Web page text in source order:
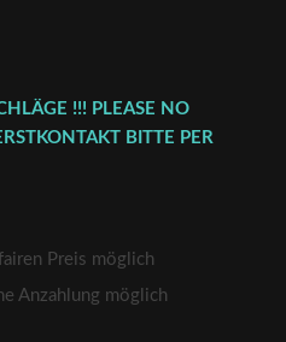
!!! PLEASE NO
BITTE PER
Preis möglich
Anzahlung möglich